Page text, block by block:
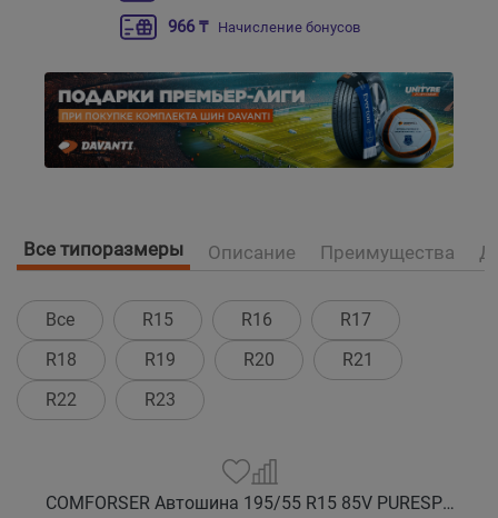
966 ₸ Начисление бонусов
Все типоразмеры Описание Преимущества
Все R15 R16
R17
R18
R19 R20
R21
R22
R23
COMFORSER Автошина 195/55 R15 85V PURESPEED лето